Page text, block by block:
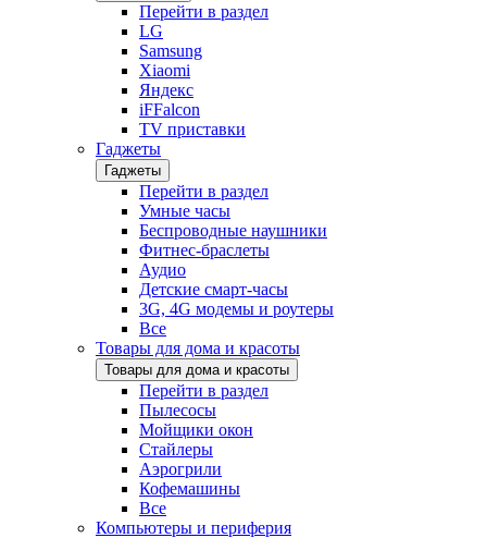
Перейти в раздел
LG
Samsung
Xiaomi
Яндекс
iFFalcon
TV приставки
Гаджеты
Гаджеты
Перейти в раздел
Умные часы
Беспроводные наушники
Фитнес-браслеты
Аудио
Детские смарт-часы
3G, 4G модемы и роутеры
Все
Товары для дома и красоты
Товары для дома и красоты
Перейти в раздел
Пылесосы
Мойщики окон
Стайлеры
Аэрогрили
Кофемашины
Все
Компьютеры и периферия